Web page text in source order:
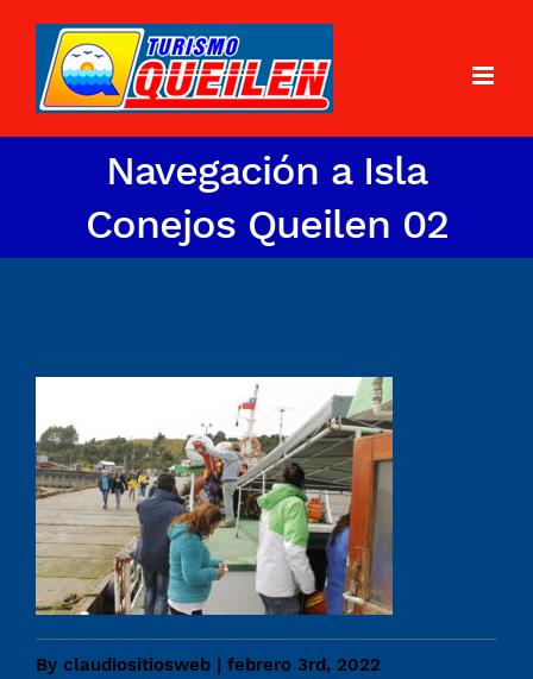
Navegación a Isla
Conejos Queilen 02
By claudiositiosweb | febrero 3rd, 2022